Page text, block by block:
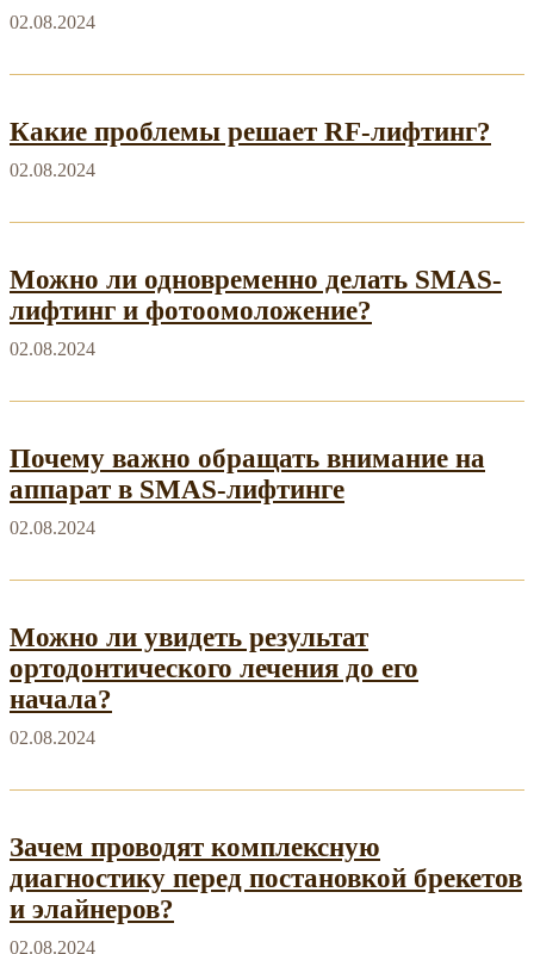
02.08.2024
Какие проблемы решает RF-лифтинг?
02.08.2024
Можно ли одновременно делать SMAS-
лифтинг и фотоомоложение?
02.08.2024
Почему важно обращать внимание на
аппарат в SMAS-лифтинге
02.08.2024
Можно ли увидеть результат
ортодонтического лечения до его
начала?
02.08.2024
Зачем проводят комплексную
диагностику перед постановкой брекетов
и элайнеров?
02.08.2024